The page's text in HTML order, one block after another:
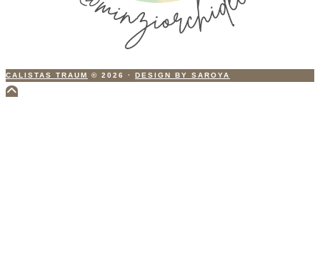
CALISTAS TRAUM © 2026 · DESIGN BY SAROYA
Scroll